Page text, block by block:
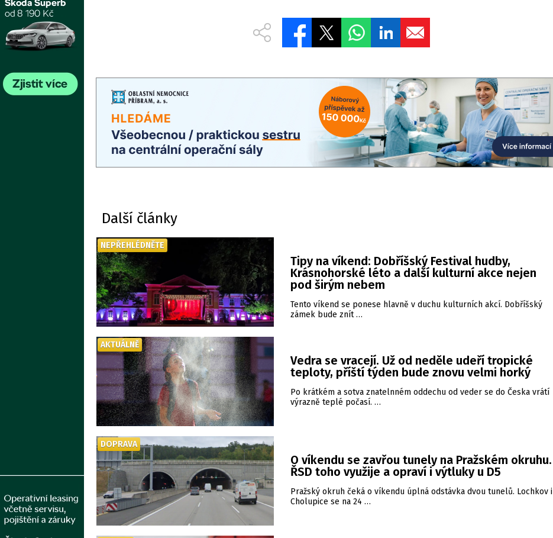
Další články
Tipy na víkend: Dobříšský Festival hudby,
Krásnohorské léto a další kulturní akce nejen
pod širým nebem
Tento víkend se ponese hlavně v duchu kulturních akcí. Dobříšský
zámek bude znít …
NEPŘEHLÉDNĚTE
Vedra se vracejí. Už od neděle udeří tropické
teploty, příští týden bude znovu velmi horký
Po krátkém a sotva znatelnném oddechu od veder se do Česka vrátí
výrazně teplé počasí. …
AKTUÁLNĚ
O víkendu se zavřou tunely na Pražském okruhu.
ŘSD toho využije a opraví i výtluky u D5
Pražský okruh čeká o víkendu úplná odstávka dvou tunelů. Lochkov i
Cholupice se na 24 …
DOPRAVA